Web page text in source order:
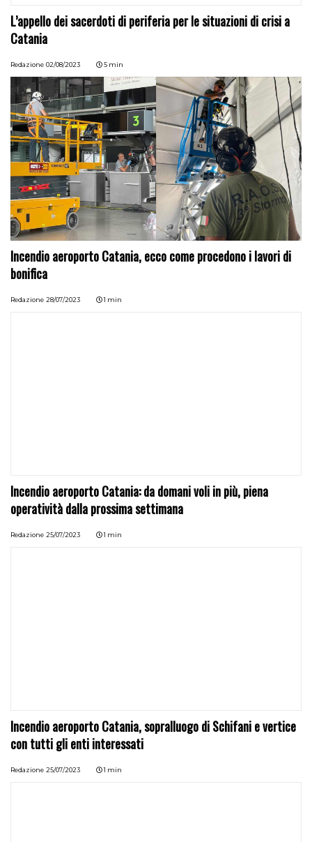
L’appello dei sacerdoti di periferia per le situazioni di crisi a
Catania
Redazione 02/08/2023 5 min
Incendio aeroporto Catania, ecco come procedono i lavori di
bonifica
Redazione 28/07/2023 1 min
Incendio aeroporto Catania: da domani voli in più, piena
operatività dalla prossima settimana
Redazione 25/07/2023 1 min
Incendio aeroporto Catania, sopralluogo di Schifani e vertice
con tutti gli enti interessati
Redazione 25/07/2023 1 min